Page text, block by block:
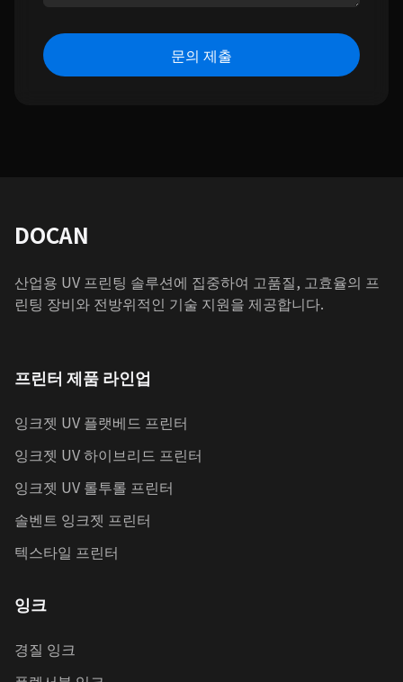
문의 제출
DOCAN
산업용 UV 프린팅 솔루션에 집중하여 고품질, 고효율의 프
린팅 장비와 전방위적인 기술 지원을 제공합니다.
프린터 제품 라인업
잉크젯 UV 플랫베드 프린터
잉크젯 UV 하이브리드 프린터
잉크젯 UV 롤투롤 프린터
솔벤트 잉크젯 프린터
텍스타일 프린터
잉크
경질 잉크